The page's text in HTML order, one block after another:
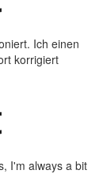
Ich einen
korrigiert
I'm always a bit